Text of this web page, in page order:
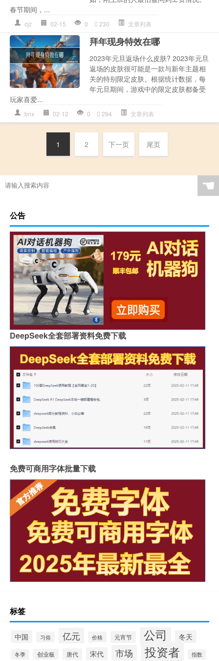
春节期间，...
cjz 02-15 0 230 文章列表
拜年现身特效在哪
2023年元旦返场什么皮肤? 2023年元旦
返场的皮肤很可能是一款与新年主题相
关的特别限定皮肤。根据统计数据，每
年元旦期间，游戏中的限定皮肤都备受
玩家喜爱...
bnx 02-12 0 294 文章列表
1 2 下一页 尾页
☚
公告
DeepSeek全套部署资料免费下载
免费可商用字体批量下载
标签
中国 习俗 亿元 价格 元宵节 公司 冬天
冬季 创业板 唐代 宋代 市场 投资者 指数